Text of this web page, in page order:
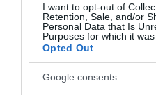
I want to opt-out of
Retention, Sale, and/or
Personal Data that Is
Purposes for which it was
Opted Out
Google consents
Némi segítséggel ugyan, de
gyönyörű városunk a zord tél
korábban róla, a japán
akárhogy: április...